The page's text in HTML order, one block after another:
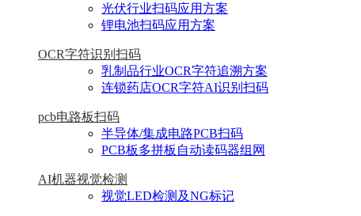
光伏行业扫码应用方案
锂电池扫码应用方案
OCR字符识别扫码
乳制品行业OCR字符追溯方案
连锁药店OCR字符AI识别扫码
pcb电路板扫码
半导体/集成电路PCB扫码
PCB板多拼板自动读码器组网
AI机器视觉检测
视觉LED检测及NG标记